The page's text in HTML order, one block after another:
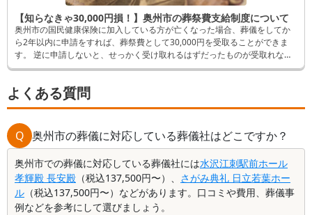
【知らなきゃ30,000円損！】奥州市の葬祭費支給制度について
奥州市の国民健康保険に加入している方が亡くなった場合、葬儀をしてか
ら2年以内に申請をすれば、葬祭費として30,000円を受取ることができま
す。 逆に申請しないと、せっかく受け取れるはずだったものが受取れなく
なってしまいます。 そんなことにならないよう、この記事では申請方法な
よくある質問
Q 奥州市の葬儀に対応している葬儀社はどこですか？
奥州市での葬儀に対応している葬儀社には水沢江刺駅前ホール
孝輝殿 長安殿 （税込137,500円〜）、 さがみ典礼 日立若葉ホー
ル （税込137,500円〜）などがあります。口コミや費用、葬儀事
例などを参考にして選びましょう。